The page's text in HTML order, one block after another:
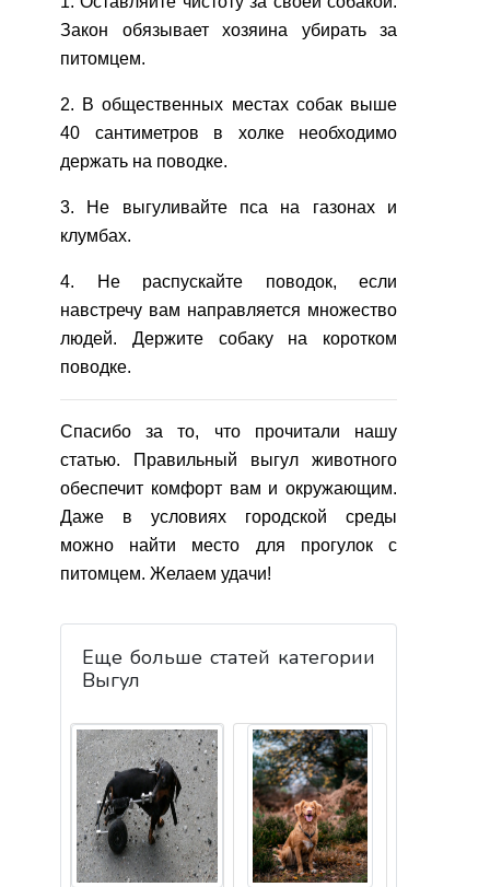
Закон обязывает хозяина убирать за
питомцем.
2. В общественных местах собак выше
40 сантиметров в холке необходимо
держать на поводке.
3. Не выгуливайте пса на газонах и
клумбах.
4. Не распускайте поводок, если
навстречу вам направляется множество
людей. Держите собаку на коротком
поводке.
Спасибо за то, что прочитали нашу
статью. Правильный выгул животного
обеспечит комфорт вам и окружающим.
Даже в условиях городской среды
можно найти место для прогулок с
питомцем. Желаем удачи!
Еще больше статей категории
Выгул